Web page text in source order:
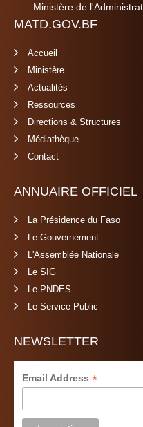
Ministère de
MATD.GOV.BF
Accueil
Ministère
Actualités
Ressources
Directions & Structures
Médiathèque
Contact
ANNUAIRE OFFICIEL
La Présidence du Faso
Le Gouvernement
L'Assemblée Nationale
Le SIG
Le PNDES
Le Service Public
NEWSLETTER
Email Address*